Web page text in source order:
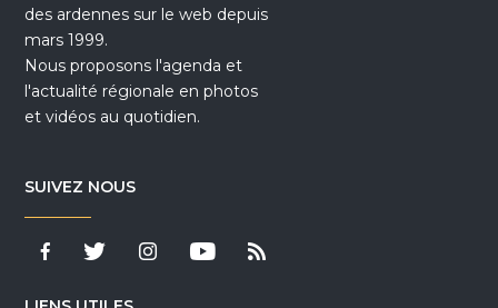
des ardennes sur le web depuis
mars 1999.
Nous proposons l'agenda et
l'actualité régionale en photos
et vidéos au quotidien.
SUIVEZ NOUS